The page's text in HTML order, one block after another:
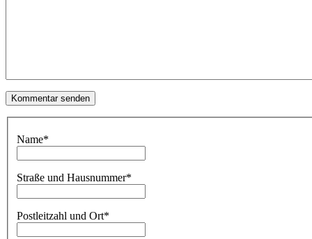
Name*
Straße und Hausnummer*
Postleitzahl und Ort*